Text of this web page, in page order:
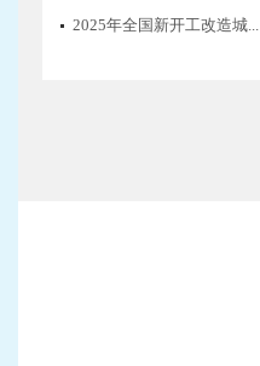
2025年全国新开工改造城...